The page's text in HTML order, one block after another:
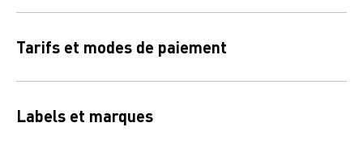
Tarifs et modes de paiement
Labels et marques